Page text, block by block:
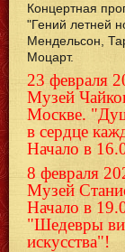
Концертная
"Гений летней
Мендельсон,
Моцарт.
23 февраля
Музей
Москве.
в сердце
Начало в
8 февраля
Музей
Начало в
"Шедевры
искусства"!